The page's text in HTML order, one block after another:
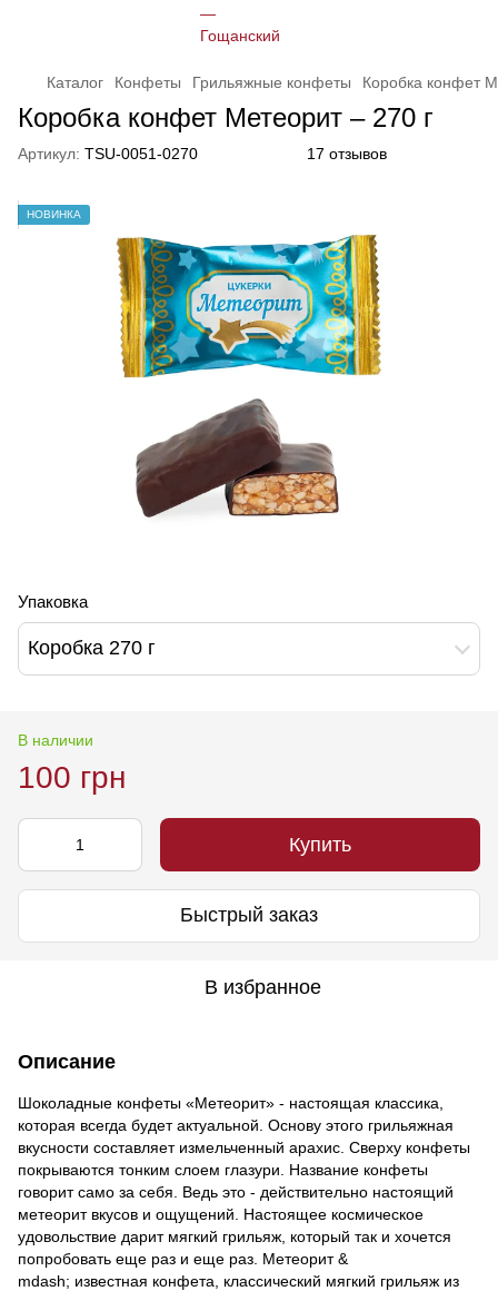
Каталог Конфеты Грильяжные конфеты Коробка конфет
Коробка конфет Метеорит – 270 г
Артикул: TSU-0051-0270 17 отзывов
НОВИНКА
Упаковка
Коробка 270 г
В наличии
100 грн
Купить
Быстрый заказ
В избранное
Описание
Шоколадные конфеты «Метеорит» - настоящая классика,
которая всегда будет актуальной. Основу этого грильяжная
вкусности составляет измельченный арахис. Сверху конфеты
покрываются тонким слоем глазури. Название конфеты
говорит само за себя. Ведь это - действительно настоящий
метеорит вкусов и ощущений. Настоящее космическое
удовольствие дарит мягкий грильяж, который так и хочется
попробовать еще раз и еще раз. Метеорит &
mdash; известная конфета, классический мягкий грильяж из